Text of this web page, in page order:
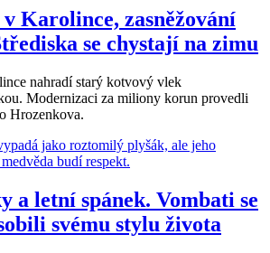
Karolince, zasněžování
se chystají na zimu
nahradí starý kotvový vlek
Modernizaci za miliony korun provedli
Hrozenkova.
a letní spánek. Vombati se
svému stylu života